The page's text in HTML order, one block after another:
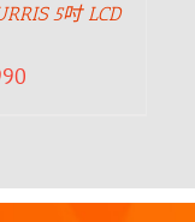
5吋 LCD